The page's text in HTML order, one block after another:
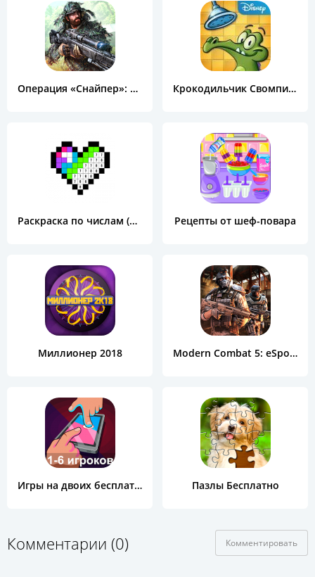
Операция «Снайпер»: Топ 3D шутер Крокодильчик Свомпи Free
Раскраска по числам (Color by Number) Рецепты от шеф-повара
Миллионер 2018 Modern Combat 5: eSports FPS
Игры на двоих бесплатно Пазлы Бесплатно
Комментарии (0) Комментировать